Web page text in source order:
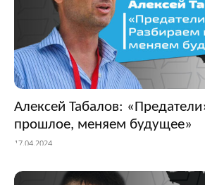
Алексей Табалов:
прошлое, меняем будущее»
17.04.2024